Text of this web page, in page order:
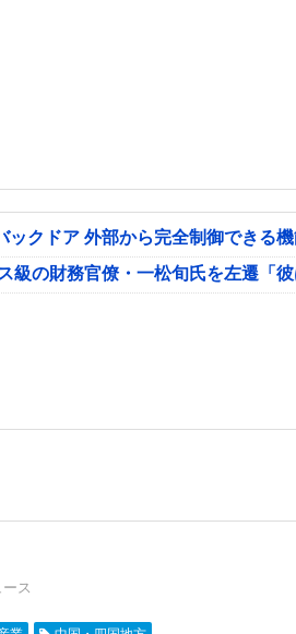
ックドア 外部から完全制御できる
級の財務官僚・一松旬氏を左遷「
ス